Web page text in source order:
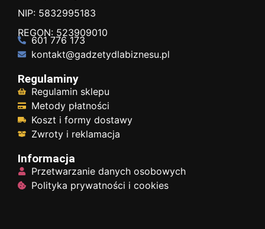
NIP: 5832995183
REGON: 523909010
601 776 173
kontakt@gadzetydlabiznesu.pl
Regulaminy
Regulamin sklepu
Metody płatności
Koszt i formy dostawy
Zwroty i reklamacja
Informacja
Przetwarzanie danych osobowych
Polityka prywatności i cookies